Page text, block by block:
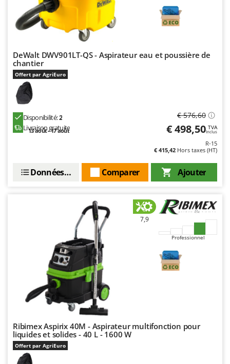
DeWalt DWV901LT-QS - Aspirateur eau et poussière de
chantier
Offert par AgriEuro
Disponibilité:2
Livraison gratuite
13 août - 17 août
€ 576,60
€ 498,50 TVA
Inclus
R-15
€ 415,42 Hors taxes (HT)
Ajouter
Comparer
Données techniques
7,9
Professionnel
Ribimex Aspirix 40M - Aspirateur multifonction pour
liquides et solides - 40 L - 1600 W
Offert par AgriEuro